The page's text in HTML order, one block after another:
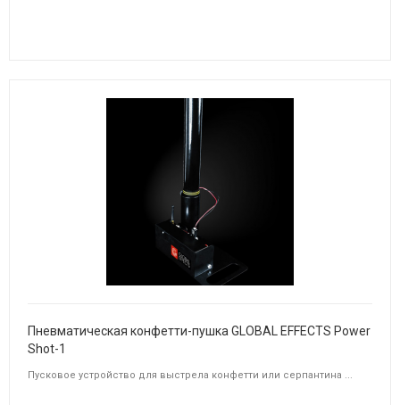
Пневматическая конфетти-пушка GLOBAL EFFECTS Power
Shot-1
Пусковое устройство для выстрела конфетти или серпантина ...